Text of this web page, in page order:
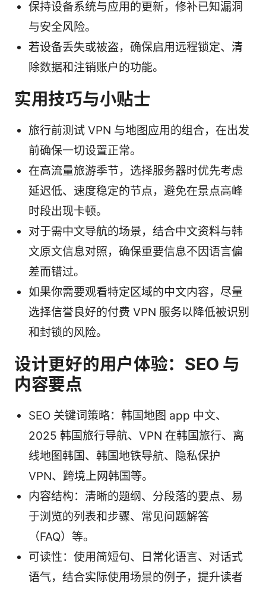
保持设备系统与应用的更新，修补已知漏洞
与安全风险。
若设备丢失或被盗，确保启用远程锁定、清
除数据和注销账户的功能。
实用技巧与小贴士
旅行前测试 VPN 与地图应用的组合，在出发
前确保一切设置正常。
在高流量旅游季节，选择服务器时优先考虑
延迟低、速度稳定的节点，避免在景点高峰
时段出现卡顿。
对于需中文导航的场景，结合中文资料与韩
文原文信息对照，确保重要信息不因语言偏
差而错过。
如果你需要观看特定区域的中文内容，尽量
选择信誉良好的付费 VPN 服务以降低被识别
和封锁的风险。
设计更好的用户体验：SEO 与
内容要点
SEO 关键词策略：韩国地图 app 中文、
2025 韩国旅行导航、VPN 在韩国旅行、离
线地图韩国、韩国地铁导航、隐私保护
VPN、跨境上网韩国等。
内容结构：清晰的题纲、分段落的要点、易
于浏览的列表和步骤、常见问题解答
（FAQ）等。
可读性：使用简短句、日常化语言、对话式
语气，结合实际使用场景的例子，提升读者